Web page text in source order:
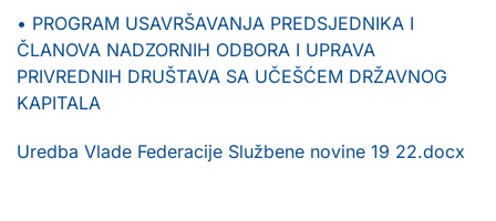
• PROGRAM USAVRŠAVANJA PREDSJEDNIKA I
ČLANOVA NADZORNIH ODBORA I UPRAVA
PRIVREDNIH DRUŠTAVA SA UČEŠĆEM DRŽAVNOG
KAPITALA
Uredba Vlade Federacije Službene novine 19 22.docx